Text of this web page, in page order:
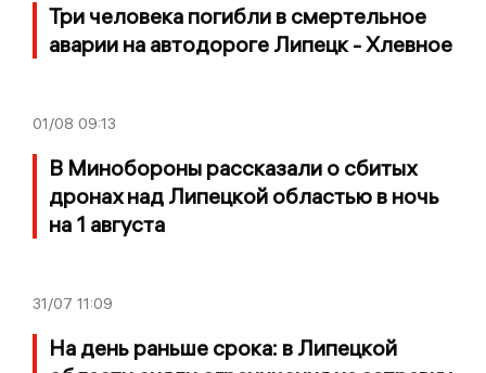
Три человека погибли в смертельное
аварии на автодороге Липецк - Хлевное
01/08 09:13
В Минобороны рассказали о сбитых
дронах над Липецкой областью в ночь
на 1 августа
31/07 11:09
На день раньше срока: в Липецкой